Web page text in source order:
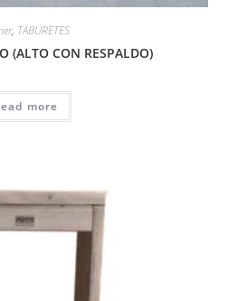
, TABURETES
(ALTO CON RESPALDO)
more